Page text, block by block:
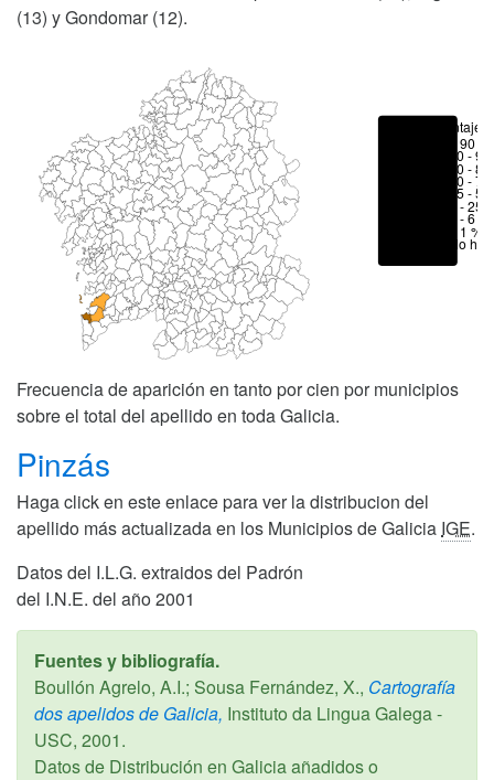
(13) y Gondomar (12).
Porcentajes
> 90 %
80 -
70 -
50 -
25 -
6 - 25
1 - 6 %
< 1 %
No hay
Frecuencia de aparición en tanto por cien por municipios
sobre el total del apellido en toda Galicia.
Pinzás
Haga click en este enlace para ver la distribucion del
apellido más actualizada en los Municipios de Galicia IGE.
Datos del I.L.G. extraidos del Padrón
del I.N.E. del año 2001
Fuentes y bibliografía.
Boullón Agrelo, A.I.; Sousa Fernández, X., Cartografía
dos apelidos de Galicia, Instituto da Lingua Galega -
USC, 2001.
Datos de Distribución en Galicia añadidos o